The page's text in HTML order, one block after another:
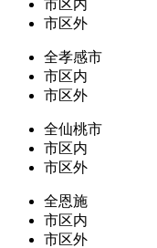
市区内
市区外
全孝感市
市区内
市区外
全仙桃市
市区内
市区外
全恩施
市区内
市区外